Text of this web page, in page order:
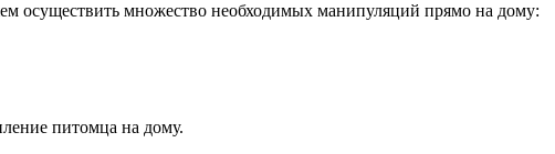
осуществить множество необходимых манипуляций прямо на дому:
питомца на дому.